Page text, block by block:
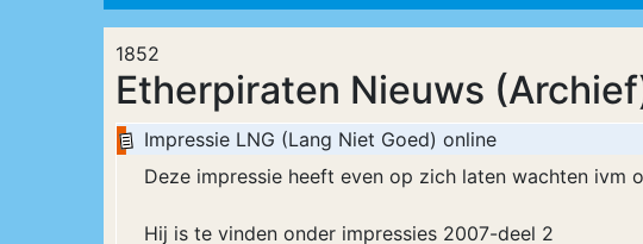
1852
Etherpiraten Nieuws
Impressie LNG (Lang Niet Goed) online
Deze impressie heeft even op zich laten wachten ivm
Hij is te vinden onder impressies 2007-deel 2